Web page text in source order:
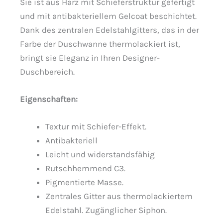
und mit antibakteriellem Gelcoat beschichtet.
Dank des zentralen Edelstahlgitters, das in der
Farbe der Duschwanne thermolackiert ist,
bringt sie Eleganz in Ihren Designer-
Duschbereich.
Eigenschaften:
Textur mit Schiefer-Effekt.
Antibakteriell
Leicht und widerstandsfähig
Rutschhemmend C3.
Pigmentierte Masse.
Zentrales Gitter aus thermolackiertem
Edelstahl. Zugänglicher Siphon.